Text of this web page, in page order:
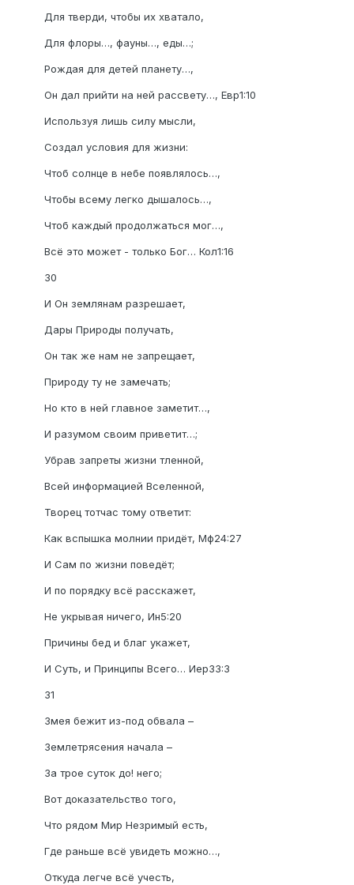
Для тверди, чтобы их хватало,
Для флоры…, фауны…, еды…;
Рождая для детей планету…,
Он дал прийти на ней рассвету…, Евр1:10
Используя лишь силу мысли,
Создал условия для жизни:
Чтоб солнце в небе появлялось…,
Чтобы всему легко дышалось…,
Чтоб каждый продолжаться мог…,
Всё это может - только Бог… Кол1:16
30
И Он землянам разрешает,
Дары Природы получать,
Он так же нам не запрещает,
Природу ту не замечать;
Но кто в ней главное заметит…,
И разумом своим приветит…;
Убрав запреты жизни тленной,
Всей информацией Вселенной,
Творец тотчас тому ответит:
Как вспышка молнии придёт, Мф24:27
И Сам по жизни поведёт;
И по порядку всё расскажет,
Не укрывая ничего, Ин5:20
Причины бед и благ укажет,
И Суть, и Принципы Всего… Иер33:3
31
Змея бежит из-под обвала –
Землетрясения начала –
За трое суток до! него;
Вот доказательство того,
Что рядом Мир Незримый есть,
Где раньше всё увидеть можно…,
Откуда легче всё учесть,